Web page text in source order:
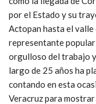
por el Estado y su
Actopan hasta el valle
representante
orgulloso del trabajo
largo de 25 años ha
contando en esta
Veracruz para